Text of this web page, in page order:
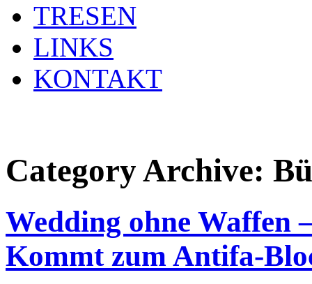
TRESEN
LINKS
KONTAKT
Category Archive:
Wedding ohne Waffen
Kommt zum Antifa-